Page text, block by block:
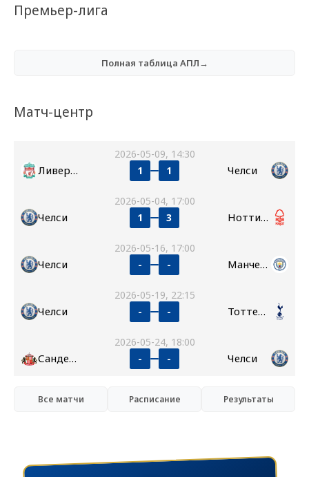
Премьер-лига
Полная таблица АПЛ→
Матч-центр
2026-05-09, 14:30
Ливерпуль 1 1 Челси
2026-05-04, 17:00
Челси 1 3 Ноттингем Форест
2026-05-16, 17:00
Челси - - Манчестер Сити
2026-05-19, 22:15
Челси - - Тоттенхэм
2026-05-24, 18:00
Сандерленд - - Челси
Все матчи Расписание Результаты